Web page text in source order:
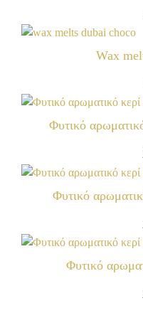
Wax
Φυτικό
Φυτικό
Φυτικό